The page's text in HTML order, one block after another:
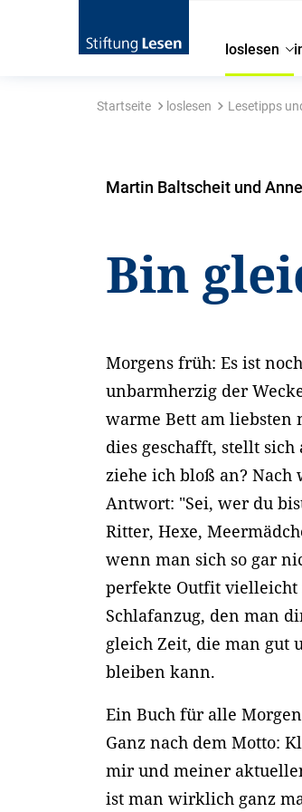
loslesen
Startseite loslesen Lesetipps
Martin Baltscheit und
Bin
Morgens früh: Es ist
unbarmherzig der
warme Bett am liebsten
dies geschafft, stellt sich
ziehe ich bloß an? Nach
Antwort: "Sei, wer du
Ritter, Hexe,
wenn man sich so gar
perfekte Outfit
Schlafanzug, den man
gleich Zeit, die man gut
bleiben kann.
Ein Buch für alle
Ganz nach dem Motto:
mir und meiner
ist man wirklich ganz